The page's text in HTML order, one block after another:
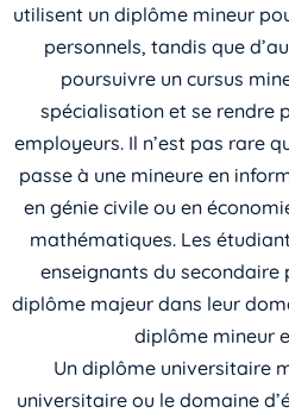
utilisent un diplôme mineur
personnels, tandis que
poursuivre un cursus
spécialisation et se rendre
employeurs. Il n’est pas rare
passe à une mineure en
en génie civile ou en
mathématiques. Les
enseignants du secondaire
diplôme majeur dans leur
diplôme mineur
Un diplôme universitaire
universitaire ou le domaine